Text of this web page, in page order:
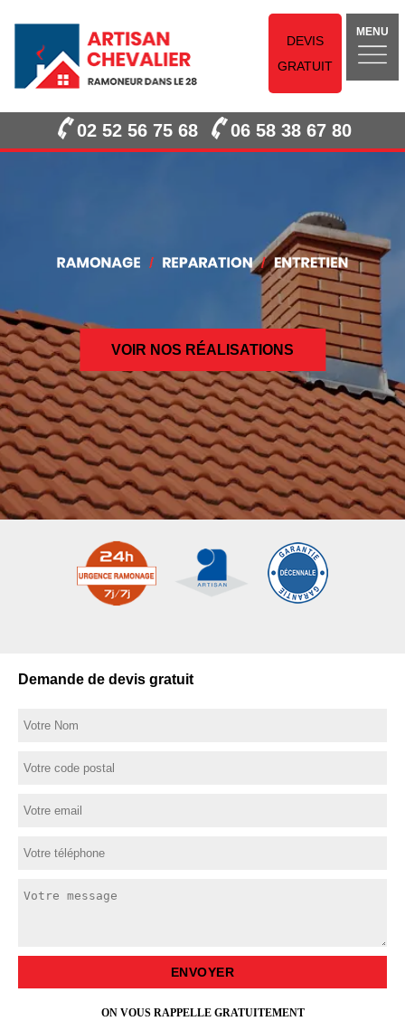
DEVIS
GRATUIT
MENU
02 52 56 75 68 06 58 38 67 80
VOIR NOS RÉALISATIONS
Demande de devis gratuit
ON VOUS RAPPELLE GRATUITEMENT